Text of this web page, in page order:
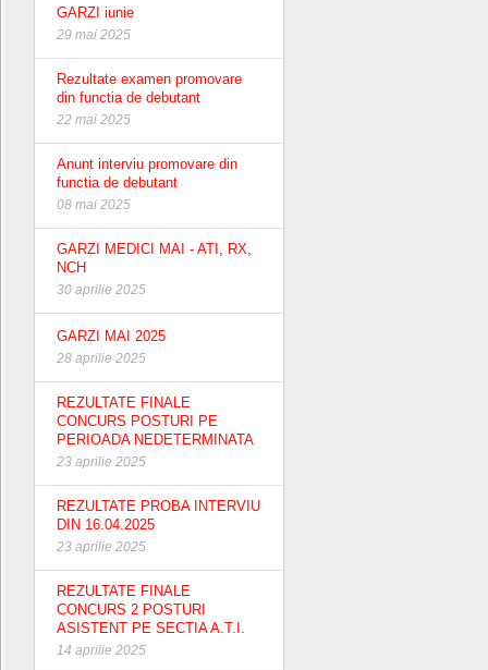
GARZI iunie
29 mai 2025
Rezultate examen promovare
din functia de debutant
22 mai 2025
Anunt interviu promovare din
functia de debutant
08 mai 2025
GARZI MEDICI MAI - ATI, RX,
NCH
30 aprilie 2025
GARZI MAI 2025
28 aprilie 2025
REZULTATE FINALE
CONCURS POSTURI PE
PERIOADA NEDETERMINATA
23 aprilie 2025
REZULTATE PROBA INTERVIU
DIN 16.04.2025
23 aprilie 2025
REZULTATE FINALE
CONCURS 2 POSTURI
ASISTENT PE SECTIA A.T.I.
14 aprilie 2025